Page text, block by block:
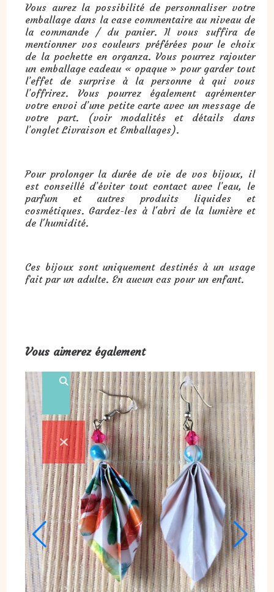
Vous aurez la possibilité de personnaliser votre
emballage dans la case commentaire au niveau de
la commande / du panier. Il vous suffira de
mentionner vos couleurs préférées pour le choix
de la pochette en organza. Vous pourrez rajouter
un emballage cadeau « opaque » pour garder tout
l’effet de surprise à la personne à qui vous
l’offrirez. Vous pourrez également agrémenter
votre envoi d’une petite carte avec un message de
votre part. (voir modalités et détails dans
l’onglet Livraison et Emballages).
Pour prolonger la durée de vie de vos bijoux, il
est conseillé d’éviter tout contact avec l’eau, le
parfum et autres produits liquides et
cosmétiques. Gardez-les à l'abri de la lumière et
de l'humidité.
Ces bijoux sont uniquement destinés à un usage
fait par un adulte. En aucun cas pour un enfant.
Vous aimerez également